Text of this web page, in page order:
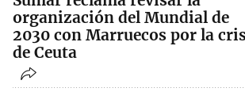
organización del Mundial de
2030 con Marruecos por la
de Ceuta